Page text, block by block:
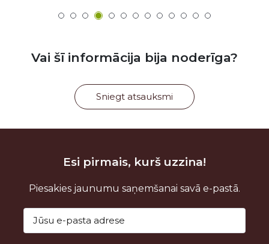
Vai šī informācija bija noderīga?
Sniegt atsauksmi
Esi pirmais, kurš uzzina!
Piesakies jaunumu saņemšanai savā e-pastā.